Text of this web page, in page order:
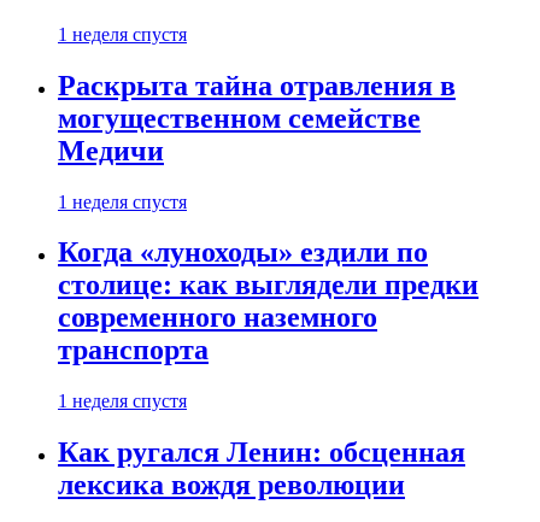
1 неделя спустя
Раскрыта тайна отравления в
могущественном семействе
Медичи
1 неделя спустя
Когда «луноходы» ездили по
столице: как выглядели предки
современного наземного
транспорта
1 неделя спустя
Как ругался Ленин: обсценная
лексика вождя революции